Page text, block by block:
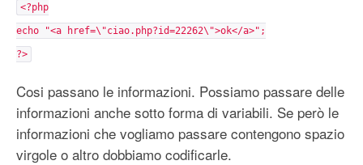
<?php
echo "<a href=\"ciao.php?id=22262\">ok</a>";
?>
Cosi passano le informazioni. Possiamo passare delle
informazioni anche sotto forma di variabili. Se però le
informazioni che vogliamo passare contengono spazio
virgole o altro dobbiamo codificarle.